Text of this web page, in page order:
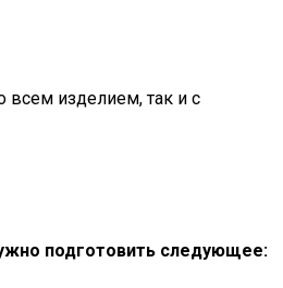
всем изделием, так и с
подготовить следующее: